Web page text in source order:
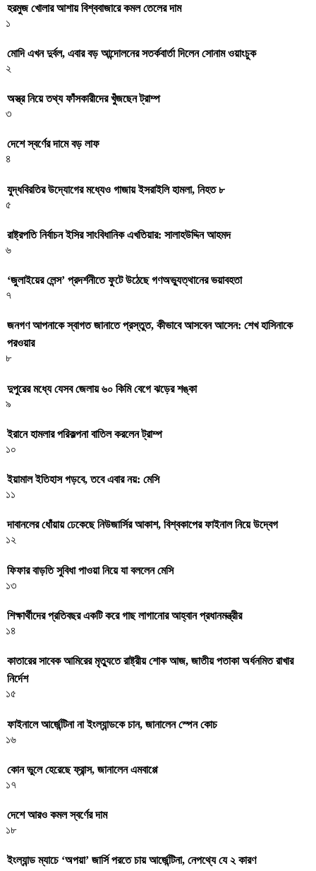
হরমুজ খোলার আশায় বিশ্ববাজারে কমল তেলের দাম
১
মোদি এখন দুর্বল, এবার বড় আন্দোলনের সতর্কবার্তা দিলেন সোনাম ওয়াংচুক
২
অস্ত্র নিয়ে তথ্য ফাঁসকারীদের খুঁজছেন ট্রাম্প
৩
দেশে স্বর্ণের দামে বড় লাফ
৪
যুদ্ধবিরতির উদ্যোগের মধ্যেও গাজায় ইসরাইলি হামলা, নিহত ৮
৫
রাষ্ট্রপতি নির্বাচন ইসির সাংবিধানিক এখতিয়ার: সালাহউদ্দিন আহমদ
৬
‘জুলাইয়ের লেন্স’ প্রদর্শনীতে ফুটে উঠেছে গণঅভ্যুত্থানের ভয়াবহতা
৭
জনগণ আপনাকে স্বাগত জানাতে প্রস্তুত, কীভাবে আসবেন আসেন: শেখ হাসিনাকে
পরওয়ার
৮
দুপুরের মধ্যে যেসব জেলায় ৬০ কিমি বেগে ঝড়ের শঙ্কা
৯
ইরানে হামলার পরিকল্পনা বাতিল করলেন ট্রাম্প
১০
ইয়ামাল ইতিহাস গড়বে, তবে এবার নয়: মেসি
১১
দাবানলের ধোঁয়ায় ঢেকেছে নিউজার্সির আকাশ, বিশ্বকাপের ফাইনাল নিয়ে উদ্বেগ
১২
ফিফার বাড়তি সুবিধা পাওয়া নিয়ে যা বললেন মেসি
১৩
শিক্ষার্থীদের প্রতিবছর একটি করে গাছ লাগানোর আহ্বান প্রধানমন্ত্রীর
১৪
কাতারের সাবেক আমিরের মৃত্যুতে রাষ্ট্রীয় শোক আজ, জাতীয় পতাকা অর্ধনমিত রাখার
নির্দেশ
১৫
ফাইনালে আর্জেন্টিনা না ইংল্যান্ডকে চান, জানালেন স্পেন কোচ
১৬
কোন ভুলে হেরেছে ফ্রান্স, জানালেন এমবাপ্পে
১৭
দেশে আরও কমল স্বর্ণের দাম
১৮
ইংল্যান্ড ম্যাচে ‘অপয়া’ জার্সি পরতে চায় আর্জেন্টিনা, নেপথ্যে যে ২ কারণ